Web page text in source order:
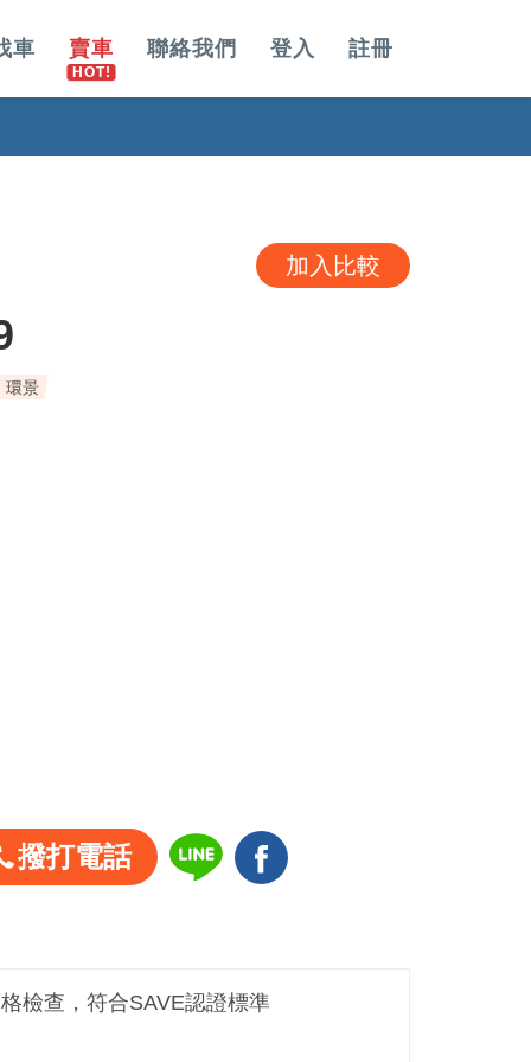
車 賣車 聯絡我們 登入 註冊
加入比較
環景
撥打電話
檢查，符合SAVE認證標準